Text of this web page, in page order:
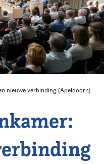
nieuwe verbinding (Apeldoorn)